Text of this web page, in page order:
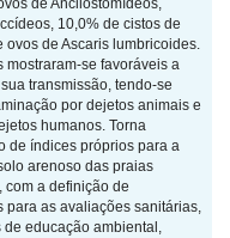
de Ancilostomídeos,
10,0% de cistos de
ovos de Ascaris lumbricoides.
mostraram-se favoráveis a
transmissão, tendo-se
por dejetos animais e
humanos. Torna
de índices próprios para a
arenoso das praias
com a definição de
para as avaliações sanitárias,
educação ambiental,